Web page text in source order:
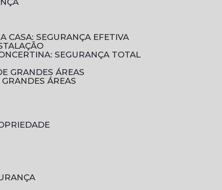
CASA: SEGURANÇA EFETIVA
SEGURANÇA TOTAL
GRANDES ÁREAS
ÁREAS